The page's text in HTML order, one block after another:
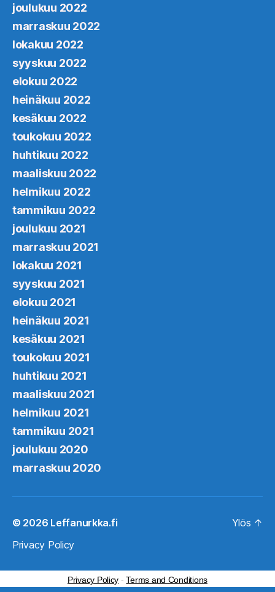
joulukuu 2022
marraskuu 2022
lokakuu 2022
syyskuu 2022
elokuu 2022
heinäkuu 2022
kesäkuu 2022
toukokuu 2022
huhtikuu 2022
maaliskuu 2022
helmikuu 2022
tammikuu 2022
joulukuu 2021
marraskuu 2021
lokakuu 2021
syyskuu 2021
elokuu 2021
heinäkuu 2021
kesäkuu 2021
toukokuu 2021
huhtikuu 2021
maaliskuu 2021
helmikuu 2021
tammikuu 2021
joulukuu 2020
marraskuu 2020
© 2026 Leffanurkka.fi
Privacy Policy
Ylös ↑
Privacy Policy -Terms and Conditions